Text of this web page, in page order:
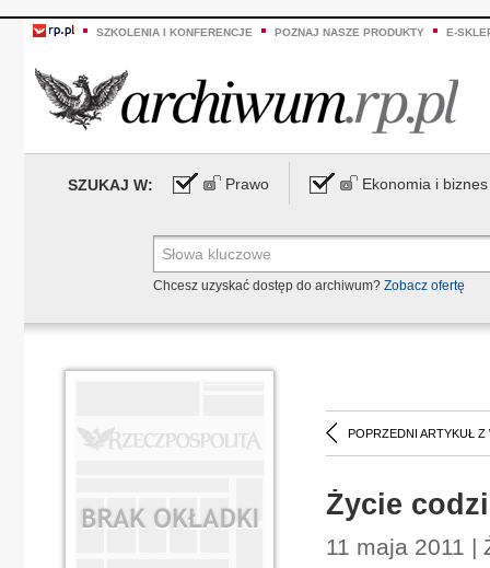
SZKOLENIA I KONFERENCJE POZNAJ NASZE PRODUKTY E-
SZUKAJ W: Prawo Ekonomia i biznes
Chcesz uzyskać dostęp do archiwum? Zobacz ofertę
POPRZEDNI ARTYKUŁ Z
Życie
11 maja 2011 |